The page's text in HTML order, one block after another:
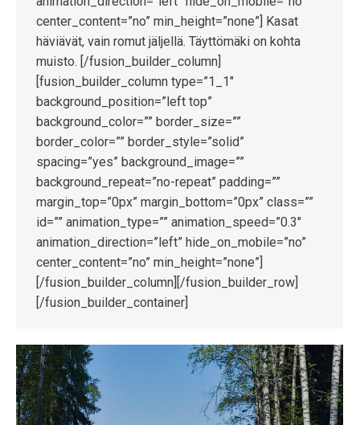
center_content=”no” min_height=”none”] Kasat
häviävät, vain romut jäljellä. Täyttömäki on kohta
muisto. [/fusion_builder_column]
[fusion_builder_column type=”1_1″
background_position=”left top”
background_color=”” border_size=””
border_color=”” border_style=”solid”
spacing=”yes” background_image=””
background_repeat=”no-repeat” padding=””
margin_top=”0px” margin_bottom=”0px” class=””
id=”” animation_type=”” animation_speed=”0.3″
animation_direction=”left” hide_on_mobile=”no”
center_content=”no” min_height=”none”]
[/fusion_builder_column][/fusion_builder_row]
[/fusion_builder_container]